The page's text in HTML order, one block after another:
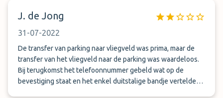
J. de Jong
31-07-2022
De transfer van parking naar vliegveld was prima, maar de
transfer van het vliegveld naar de parking was waardeloos.
Bij terugkomst het telefoonnummer gebeld wat op de
bevestiging staat en het enkel duitstalige bandje vertelde